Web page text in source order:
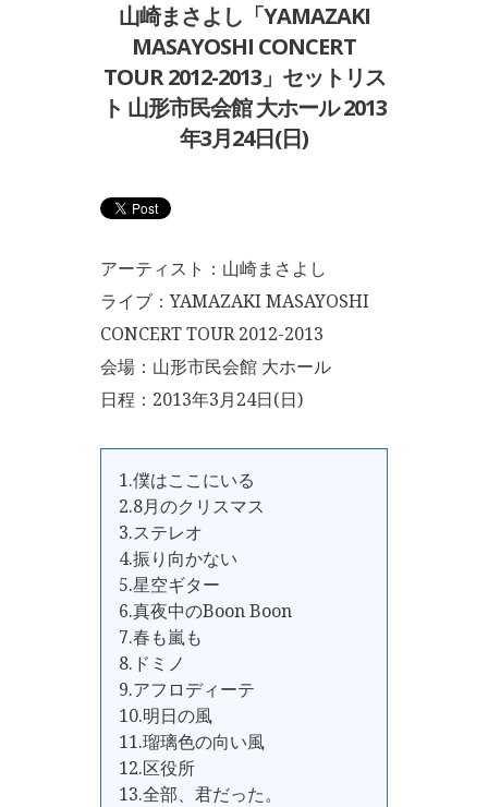
山崎まさよし「YAMAZAKI
MASAYOSHI CONCERT
TOUR 2012-2013」セットリス
ト 山形市民会館 大ホール 2013
年3月24日(日)
アーティスト：山崎まさよし
ライブ：YAMAZAKI MASAYOSHI
CONCERT TOUR 2012-2013
会場：山形市民会館 大ホール
日程：2013年3月24日(日)
1.僕はここにいる
2.8月のクリスマス
3.ステレオ
4.振り向かない
5.星空ギター
6.真夜中のBoon Boon
7.春も嵐も
8.ドミノ
9.アフロディーテ
10.明日の風
11.瑠璃色の向い風
12.区役所
13.全部、君だった。